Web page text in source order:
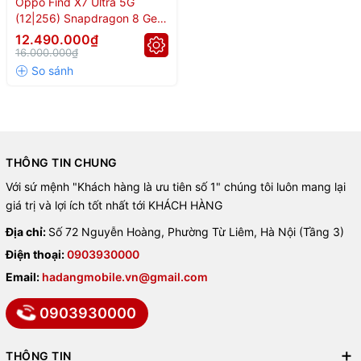
(12|256) Snapdragon 8 Gen
3
12.490.000₫
16.000.000₫
THÔNG TIN CHUNG
Với sứ mệnh "Khách hàng là ưu tiên số 1" chúng tôi luôn mang lại
giá trị và lợi ích tốt nhất tới KHÁCH HÀNG
Địa chỉ: Số 72 Nguyễn Hoàng, Phường Từ Liêm, Hà Nội (Tầng 3)
Điện thoại:0903930000
Email: hadangmobile.vn@gmail.com
0903930000
THÔNG TIN